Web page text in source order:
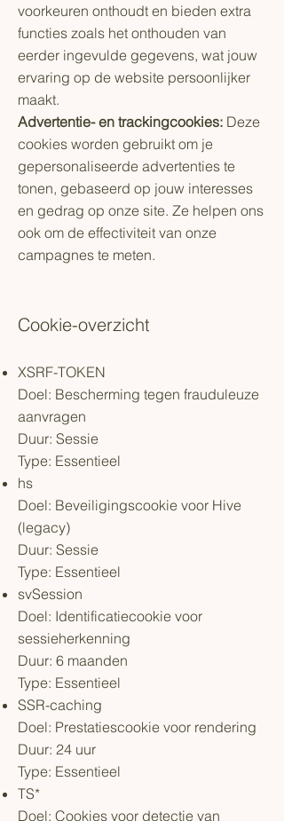
voorkeuren onthoudt en bieden extra
functies zoals het onthouden van
eerder ingevulde gegevens, wat jouw
ervaring op de website persoonlijker
maakt.
Advertentie- en trackingcookies: Deze
cookies worden gebruikt om je
gepersonaliseerde advertenties te
tonen, gebaseerd op jouw interesses
en gedrag op onze site. Ze helpen ons
ook om de effectiviteit van onze
campagnes te meten.
Cookie-overzicht
XSRF-TOKEN
Doel: Bescherming tegen frauduleuze
aanvragen
Duur: Sessie
Type: Essentieel
hs
Doel: Beveiligingscookie voor Hive
(legacy)
Duur: Sessie
Type: Essentieel
svSession
Doel: Identificatiecookie voor
sessieherkenning
Duur: 6 maanden
Type: Essentieel
SSR-caching
Doel: Prestatiescookie voor rendering
Duur: 24 uur
Type: Essentieel
TS*
Doel: Cookies voor detectie van